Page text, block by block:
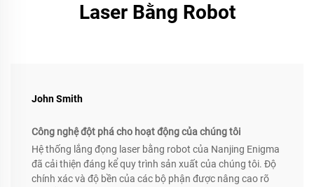
Laser Bằng Robot
John Smith
Công nghệ đột phá cho hoạt động của chúng tôi
Hệ thống lắng đọng laser bằng robot của Nanjing Enigma
đã cải thiện đáng kể quy trình sản xuất của chúng tôi. Độ
chính xác và độ bền của các bộ phận được nâng cao rõ